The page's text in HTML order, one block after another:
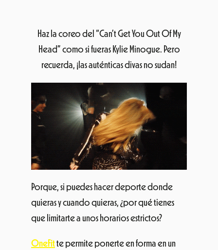
Haz la coreo del “Can’t Get You Out Of My
Head” como si fueras Kylie Minogue. Pero
recuerda, ¡las auténticas divas no sudan!
Porque, si puedes hacer deporte donde
quieras y cuando quieras, ¿por qué tienes
que limitarte a unos horarios estrictos?
OneFitte permite ponerte en forma en un